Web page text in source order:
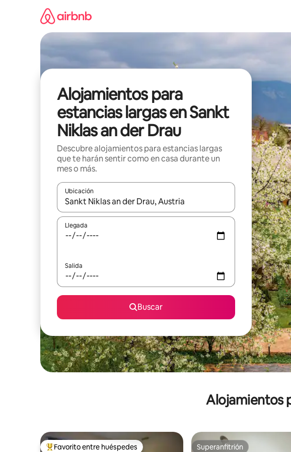
Alojamientos para
estancias largas en Sankt
Niklas an der Drau
Descubre alojamientos para estancias largas
que te harán sentir como en casa durante un
mes o más.
Ubicación
Cuando los resultados estén disponibles, podrás navegar usando
Llegada
Salida
Buscar
Alojamientos
Favorito entre huéspedes Superanfitrión